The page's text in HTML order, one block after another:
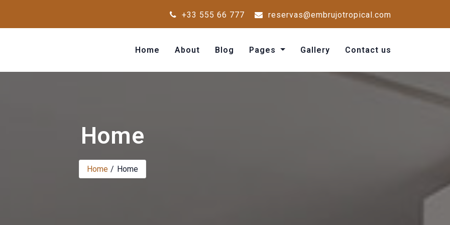
+33 555 66 777 reservas@embrujotropical.com
Home About Blog Pages Gallery Contact us
Home
Home Home